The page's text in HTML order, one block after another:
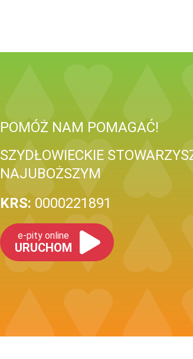
POMÓŻ NAM POMAGAĆ!
SZYDŁOWIECKIE
NAJUBOŻSZYM
KRS: 0000221891
e-pity online
URUCHOM